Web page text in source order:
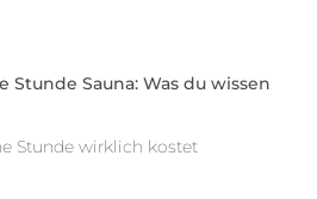
Sauna: Was du wissen
Stunde wirklich kostet